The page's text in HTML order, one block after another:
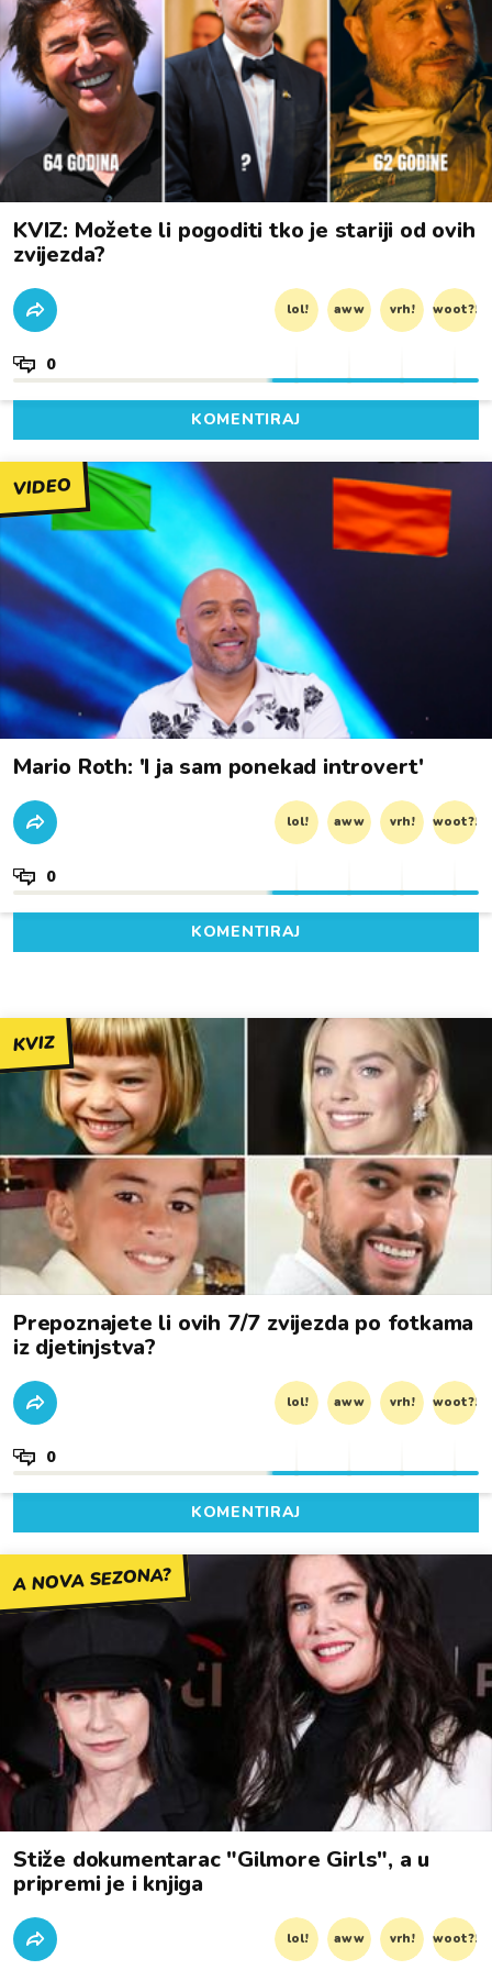
KVIZ: Možete li pogoditi tko je stariji od ovih
zvijezda?
lol! aww vrh! woot?!
0
KOMENTIRAJ
VIDEO
Mario Roth: 'I ja sam ponekad introvert'
lol! aww vrh! woot?!
0
KOMENTIRAJ
KVIZ
Prepoznajete li ovih 7/7 zvijezda po fotkama
iz djetinjstva?
lol! aww vrh! woot?!
0
KOMENTIRAJ
A NOVA SEZONA?
Stiže dokumentarac "Gilmore Girls", a u
pripremi je i knjiga
lol! aww vrh! woot?!